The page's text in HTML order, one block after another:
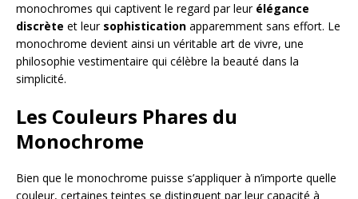
monochromes qui captivent le regard par leur élégance
discrète et leur sophistication apparemment sans effort. Le
monochrome devient ainsi un véritable art de vivre, une
philosophie vestimentaire qui célèbre la beauté dans la
simplicité.
Les Couleurs Phares du
Monochrome
Bien que le monochrome puisse s’appliquer à n’importe quelle
couleur, certaines teintes se distinguent par leur capacité à